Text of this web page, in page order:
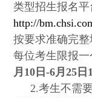
类型招生报名平
http://
按要求准确完整
每位考生限报一
月 10 日-6月25 日
2.考生不需